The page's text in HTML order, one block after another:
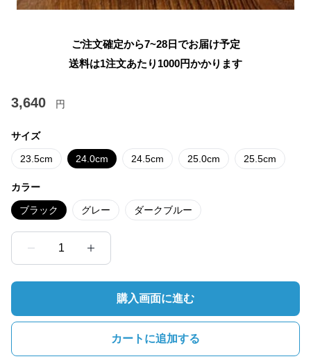
ご注文確定から7~28日でお届け予定
送料は1注文あたり 1000円かかります
3,640 円
サイズ
23.5cm 24.0cm 24.5cm 25.0cm 25.5cm
カラー
ブラック グレー ダークブルー
1
購入画面に進む
カートに追加する